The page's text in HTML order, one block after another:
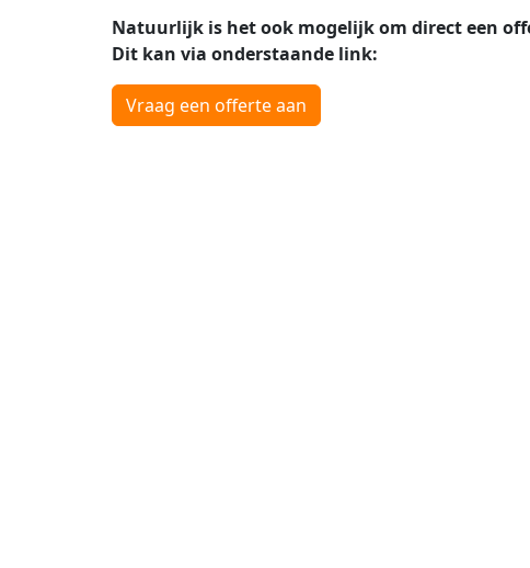
Natuurlijk is het ook mogelijk om direct een
Dit kan via onderstaande link:
Vraag een offerte aan